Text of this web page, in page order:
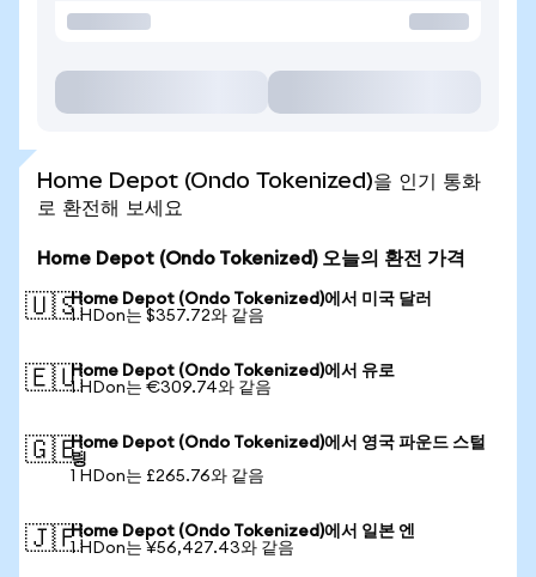
Home Depot (Ondo Tokenized)을 인기 통화
로 환전해 보세요
Home Depot (Ondo Tokenized) 오늘의 환전 가격
🇺🇸Home Depot (Ondo Tokenized)에서 미국 달러
1 HDon는 $357.72와 같음
🇪🇺Home Depot (Ondo Tokenized)에서 유로
1 HDon는 €309.74와 같음
🇬🇧Home Depot (Ondo Tokenized)에서 영국 파운드 스털
링
1 HDon는 £265.76와 같음
🇯🇵Home Depot (Ondo Tokenized)에서 일본 엔
1 HDon는 ¥56,427.43와 같음